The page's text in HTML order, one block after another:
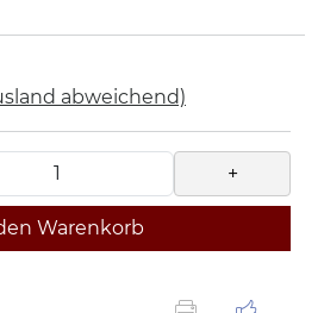
abweichend)
+
Warenkorb